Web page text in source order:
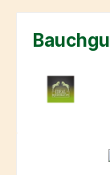
Bildergalerie